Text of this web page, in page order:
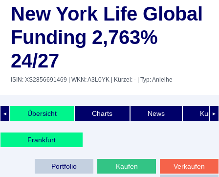
New York Life Global
Funding 2,763%
24/27
ISIN: XS2856691469 | WKN: A3L0YK | Kürzel: - | Typ: Anleihe
◄ ►
Übersicht Charts News
Frankfurt
Verkaufen
Kaufen
Portfolio